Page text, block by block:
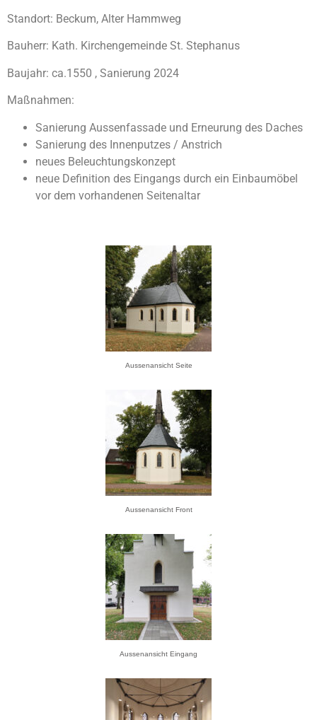
Standort: Beckum, Alter Hammweg
Bauherr: Kath. Kirchengemeinde St. Stephanus
Baujahr: ca.1550 , Sanierung 2024
Maßnahmen:
Sanierung Aussenfassade und Erneurung des Daches
Sanierung des Innenputzes / Anstrich
neues Beleuchtungskonzept
neue Definition des Eingangs durch ein Einbaumöbel
vor dem vorhandenen Seitenaltar
Aussenansicht Seite
Aussenansicht Front
Aussenansicht Eingang